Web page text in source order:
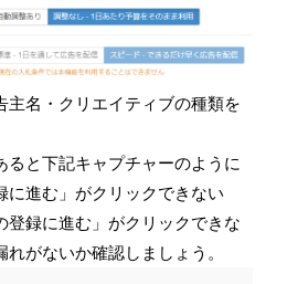
名・クリエイティブの種類を
と下記キャプチャーのように
に進む」がクリックできない
登録に進む」がクリックできな
がないか確認しましょう。